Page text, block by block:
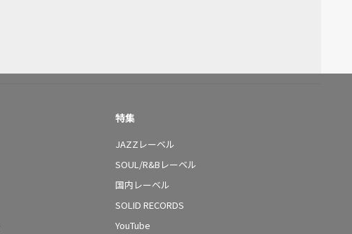
特集
JAZZレーベル
SOUL/R&Bレーベル
国内レーベル
SOLID RECORDS
YouTube